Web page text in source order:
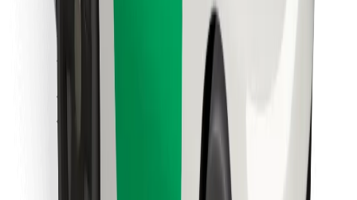
Zamów przejazd w kilka minut!
Pobierz aplikację Bolt
Znajdź swoje ulubione jedzenie!
Pobierz aplikację Bolt Food